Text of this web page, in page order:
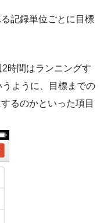
記録単位ごとに目標
2時間はランニングす
ように、目標までの
るのかといった項目